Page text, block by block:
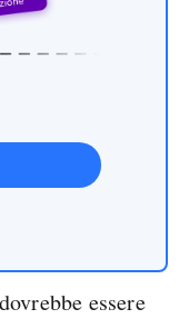
essere